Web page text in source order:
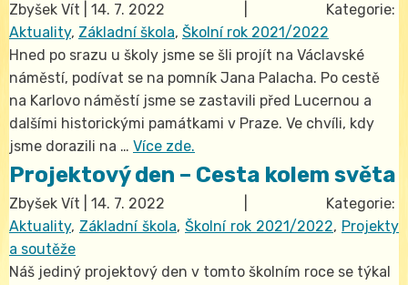
Zbyšek Vít 14. 7. 2022 | Kategorie:
Aktuality, Základní škola, Školní rok 2021/2022
Hned po srazu u školy jsme se šli projít na Václavské
náměstí, podívat se na pomník Jana Palacha. Po cestě
na Karlovo náměstí jsme se zastavili před Lucernou a
dalšími historickými památkami v Praze. Ve chvíli, kdy
jsme dorazili na … Více zde.
Projektový den – Cesta kolem světa
Zbyšek Vít 14. 7. 2022 | Kategorie:
Aktuality, Základní škola, Školní rok 2021/2022, Projekty
a soutěže
Náš jediný projektový den v tomto školním roce se týkal